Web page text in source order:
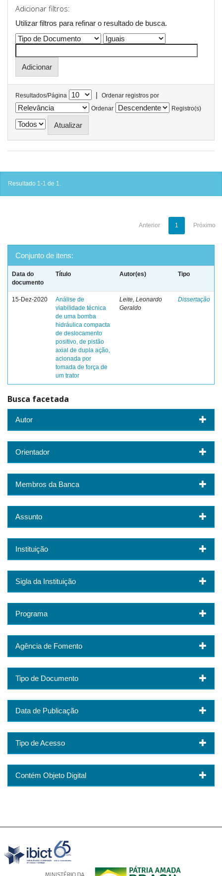
Adicionar filtros:
Utilizar filtros para refinar o resultado de busca.
Resultados/Página |
Ordenar registros por
Ordenar
Registro(s)
Resultado 1-1 de 1.
Anterior 1 Próximo
Conjunto de itens:
Data do
documento
Título Autor(es) Tipo
15-Dez-2020
Análise de
viabilidade técnica
de uma bomba
hidráulica compacta
de deslocamento
positivo, de pistão
axial de dupla ação,
acionada por
tomada de força de
um trator
Leite, Leonardo
Geraldo
Dissertação
Busca facetada
Autor
Orientador
Membros da Banca
Assunto
Instituição
Sigla da Instituição
Programa
Agência de Fomento
Tipo de Documento
Data de Publicação
Tipo de Acesso
Contém Objeto Digital